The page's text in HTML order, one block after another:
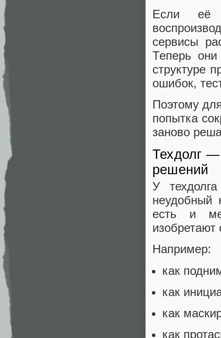
Если её
сервисы
Теперь они
структуре
ошибок,
Поэтому
попытка
заново
Техдолг
решений
У
неудобный
есть и
Например:
как
как
как
как